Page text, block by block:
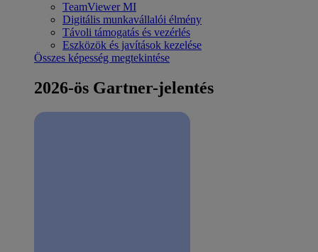
TeamViewer MI
Digitális munkavállalói élmény
Távoli támogatás és vezérlés
Eszközök és javítások kezelése
Összes képesség megtekintése
2026-ös Gartner-jelentés